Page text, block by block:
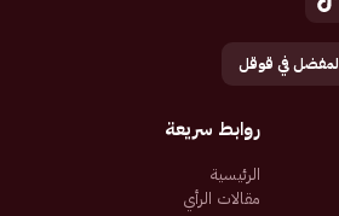
في قوقل
روابط سريعة
الرئيسية
مقالات الرأي